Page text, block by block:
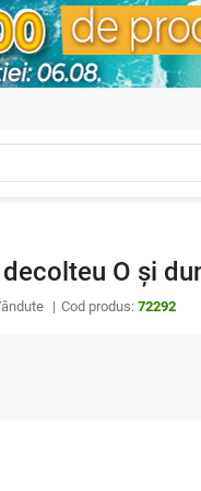
O și
Cod produs: 72292